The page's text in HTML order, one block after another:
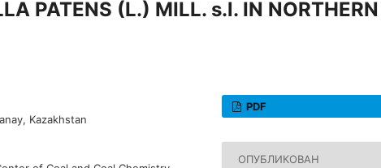
PATENS (L.) MILL. s.l. IN NORTHERN
Kazakhstan
PDF
ОПУБЛИКОВАН